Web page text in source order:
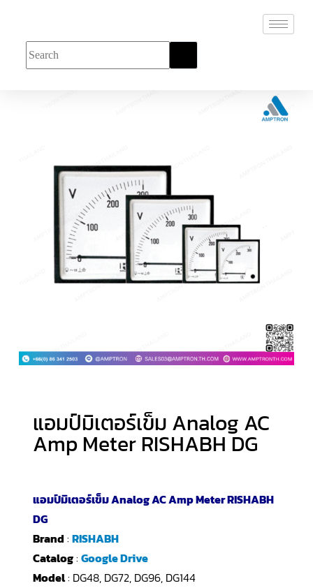
แอมป์มิเตอร์เข็ม Analog AC
Amp Meter RISHABH DG
แอมป์มิเตอร์เข็ม Analog AC Amp Meter RISHABH
DG
Brand : RISHABH
Catalog: Google Drive
Model: DG48, DG72, DG96, DG144